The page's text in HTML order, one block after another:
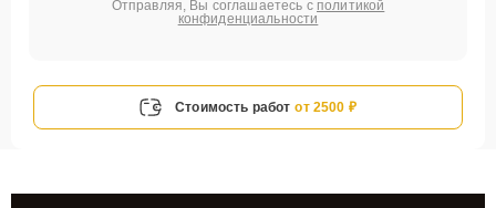
Отправляя, Вы соглашаетесь с политикой
конфиденциальности
Стоимость работ от 2500 ₽